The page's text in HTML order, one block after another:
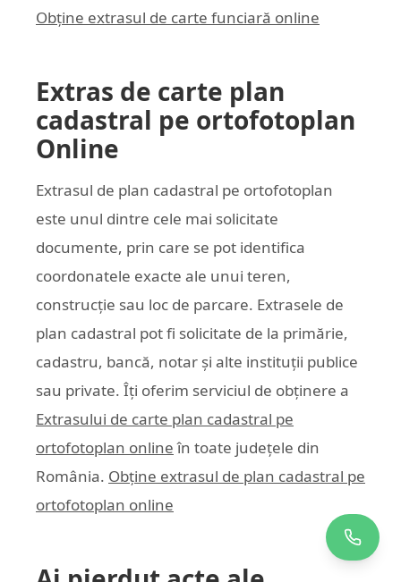
Obține extrasul de carte funciară online
Extras de carte plan
cadastral pe ortofotoplan
Online
Extrasul de plan cadastral pe ortofotoplan
este unul dintre cele mai solicitate
documente, prin care se pot identifica
coordonatele exacte ale unui teren,
construcție sau loc de parcare. Extrasele de
plan cadastral pot fi solicitate de la primărie,
cadastru, bancă, notar și alte instituții publice
sau private. Îți oferim serviciul de obținere a
Extrasului de carte plan cadastral pe
ortofotoplan online în toate județele din
România. Obține extrasul de plan cadastral pe
ortofotoplan online